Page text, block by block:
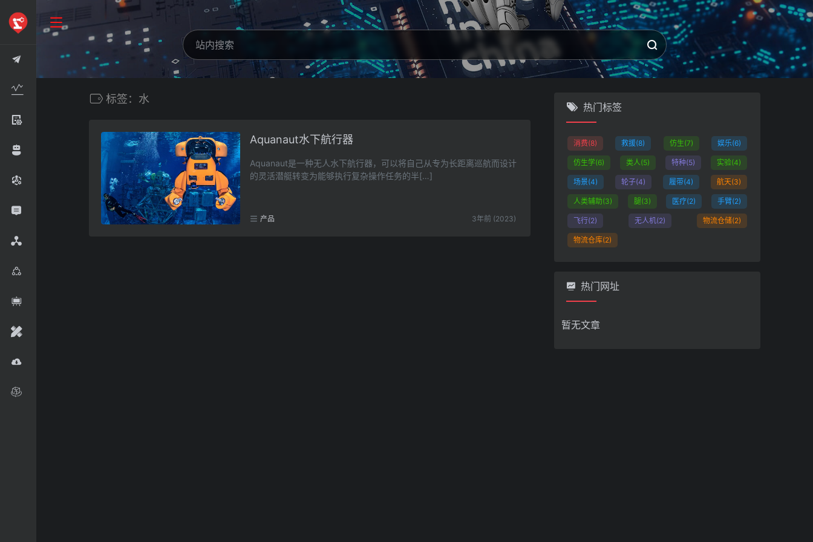
标签：水
Aquanaut水下航行器
Aquanaut是一种无人水下航行器，可以将自己从专为长距离巡航而设计
的灵活潜艇转变为能够执行复杂操作任务的半[…]
产品 3年前 (2023)
热门标签
消费(8) 救援(8) 仿生(7) 娱乐(6)
仿生学(6) 类人(5) 特种(5) 实验(4)
场景(4) 轮子(4) 履带(4) 航天(3)
人类辅助(3) 腿(3) 医疗(2) 手臂(2)
飞行(2) 无人机(2) 物流仓储(2)
物流仓库(2)
热门网址
暂无文章